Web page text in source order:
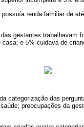
renda familiar de
gestantes trabalhavam
e 5% cuidava de
categorização das
preocupações da